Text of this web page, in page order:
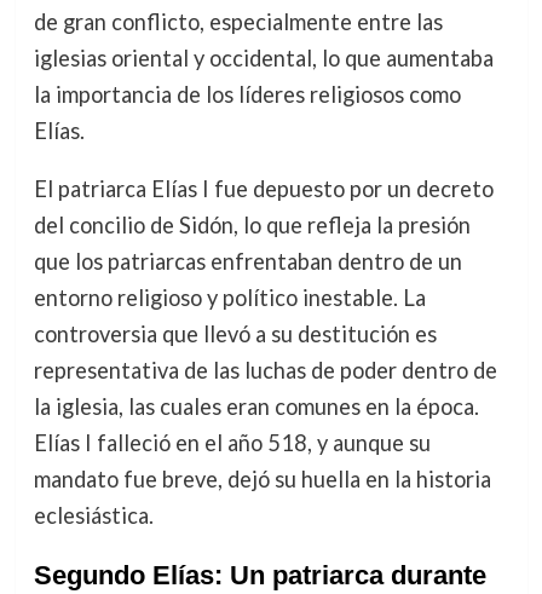
de gran conflicto, especialmente entre las
iglesias oriental y occidental, lo que aumentaba
la importancia de los líderes religiosos como
Elías.
El patriarca Elías I fue depuesto por un decreto
del concilio de Sidón, lo que refleja la presión
que los patriarcas enfrentaban dentro de un
entorno religioso y político inestable. La
controversia que llevó a su destitución es
representativa de las luchas de poder dentro de
la iglesia, las cuales eran comunes en la época.
Elías I falleció en el año 518, y aunque su
mandato fue breve, dejó su huella en la historia
eclesiástica.
Segundo Elías: Un patriarca durante